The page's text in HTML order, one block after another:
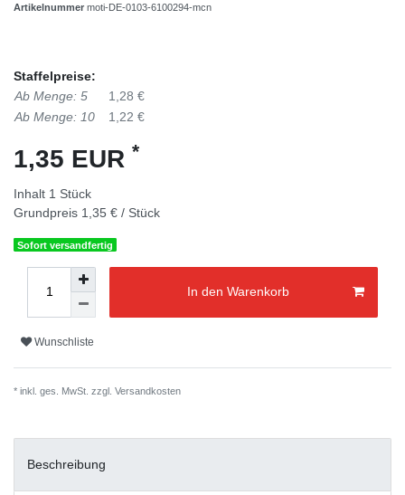
Artikelnummer moti-DE-0103-6100294-mcn
Staffelpreise:
Ab Menge: 5
1,28 €
Ab Menge: 10
1,22 €
1,35 EUR *
Inhalt 1 Stück
Grundpreis 1,35 € / Stück
Sofort versandfertig
In den Warenkorb
Wunschliste
* inkl. ges. MwSt. zzgl. Versandkosten
Beschreibung